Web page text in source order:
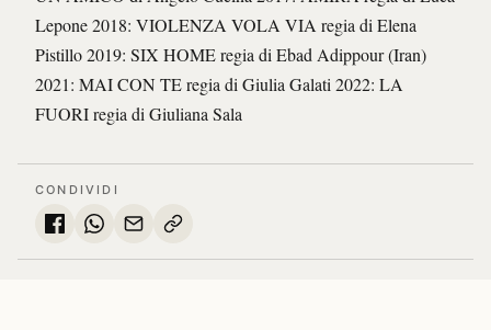
Lepone 2018: VIOLENZA VOLA VIA regia di Elena
Pistillo 2019: SIX HOME regia di Ebad Adippour (Iran)
2021: MAI CON TE regia di Giulia Galati 2022: LA
FUORI regia di Giuliana Sala
CONDIVIDI